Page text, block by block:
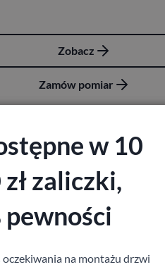
Zobacz
Zamów pomiar
360,80
w 10
zaliczki,
pewności
oczekiwania na montażu drzwi